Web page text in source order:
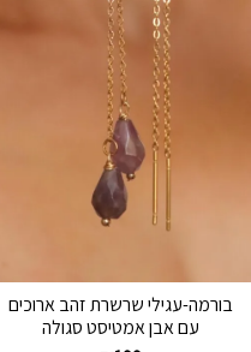
בורמה-עגילי שרשרת זהב ארוכים
עם אבן אמטיסט סגולה